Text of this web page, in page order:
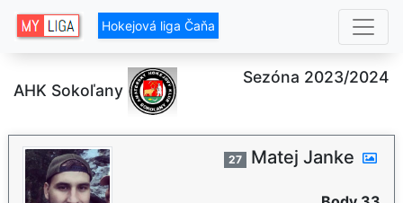
Hokejová liga Čaňa
AHK Sokoľany
Sezóna 2023/2024
27 Matej Janke